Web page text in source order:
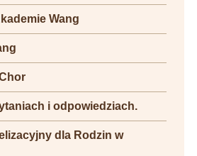
Wang
i odpowiedziach.
dla Rodzin w